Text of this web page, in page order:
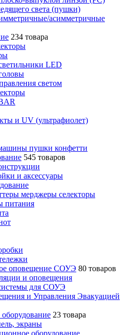
света (пушки)
асимметричные
234 товара
LED
светом
и UV (ультрафиолет)
пушки конфетти
545 товаров
и аксесcуары
мерджеры селекторы
питания
оповещение СОУЭ 80 товаров
и оповещения
для СОУЭ
и Управления Эвакуацией
23 товара
экраны
оборудование